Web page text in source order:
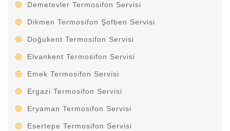
Demetevler Termosifon Servisi
Dikmen Termosifon Şofben Servisi
Doğukent Termosifon Servisi
Elvankent Termosifon Servisi
Emek Termosifon Servisi
Ergazi Termosifon Servisi
Eryaman Termosifon Servisi
Esertepe Termosifon Servisi